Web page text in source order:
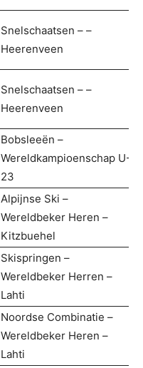
Snelschaatsen – –
Heerenveen
Snelschaatsen – –
Heerenveen
Bobsleeën –
Wereldkampioenschap U-
23
Alpijnse Ski –
Wereldbeker Heren –
Kitzbuehel
Skispringen –
Wereldbeker Herren –
Lahti
Noordse Combinatie –
Wereldbeker Heren –
Lahti